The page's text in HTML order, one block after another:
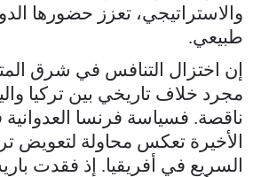
والاستراتيجي، تعزز حضورها
طبيعي.
إن اختزال التنافس في شرق
مجرد خلاف تاريخي بين تركيا
ناقصة. فسياسة فرنسا
الأخيرة تعكس محاولة لتعويض
السريع في أفريقيا. إذ فقدت